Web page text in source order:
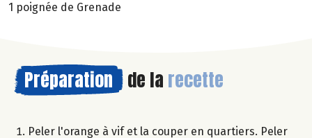
1 poignée de Grenade
Préparation de la recette
Peler l'orange à vif et la couper en quartiers. Peler